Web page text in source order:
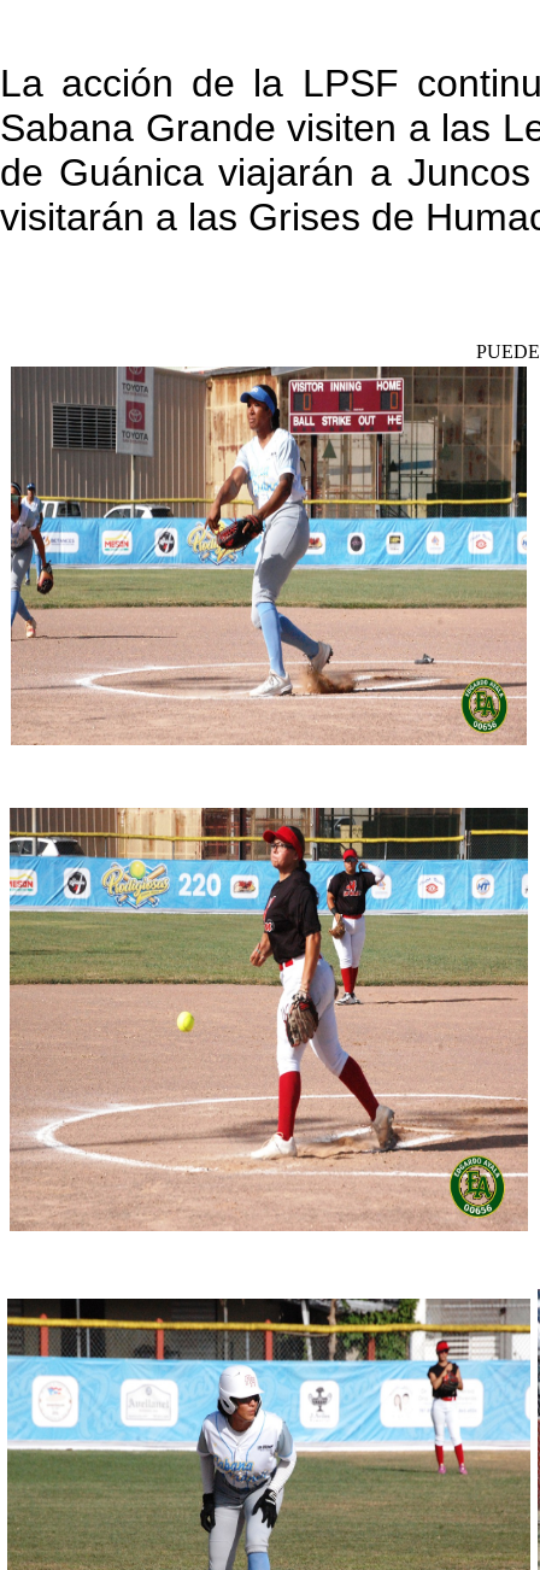
La acción de la LPSF
Sabana Grande visiten a las
de Guánica viajarán a
visitarán a las Grises de